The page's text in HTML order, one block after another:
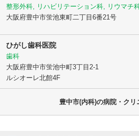
整形外科, リハビリテーション科, リウマチ
大阪府豊中市蛍池東町二丁目6番21号
ひがし歯科医院
歯科
大阪府豊中市蛍池中町3丁目2-1
ルシオーレ北館4F
豊中市(内科)の病院・クリ